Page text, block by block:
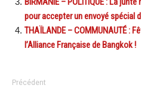
pour accepter un envoyé spécial
THAÏLANDE – COMMUNAUTÉ :
l’Alliance Française de Bangkok !
Précédent